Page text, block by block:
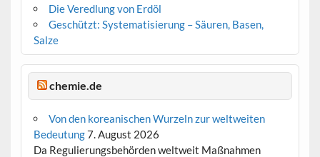
Die Veredlung von Erdöl
Geschützt: Systematisierung – Säuren, Basen,
Salze
chemie.de
Von den koreanischen Wurzeln zur weltweiten
Bedeutung7. August 2026
Da Regulierungsbehörden weltweit Maßnahmen